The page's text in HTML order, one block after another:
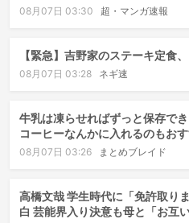
08月07日 03:30 超・マンガ速報
【緊急】吉野家のステーキ定食
08月07日 03:28 ネギ速
牛乳は凍らせればずっと保存で
コーヒーなんかに入れるのもお
08月07日 03:26 まとめブレイド
高橋文哉 学生時代に「免許取り
白 芸能界入り決意も母と「お互